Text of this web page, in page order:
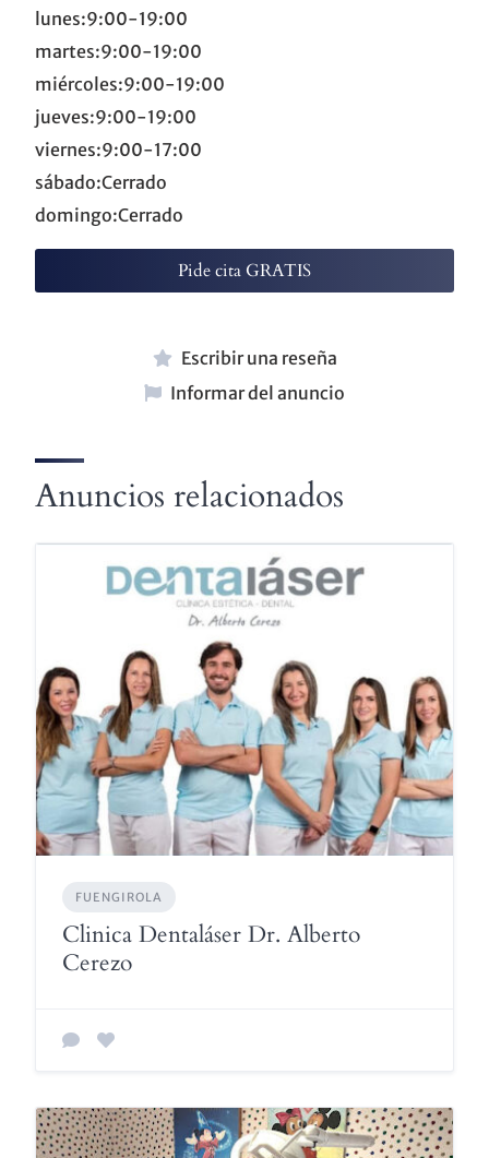
lunes:9:00-19:00
martes:9:00-19:00
miércoles:9:00-19:00
jueves:9:00-19:00
viernes:9:00-17:00
sábado:Cerrado
domingo:Cerrado
Pide cita GRATIS
Escribir una reseña
Informar del anuncio
Anuncios relacionados
FUENGIROLA
Clinica Dentaláser Dr. Alberto
Cerezo